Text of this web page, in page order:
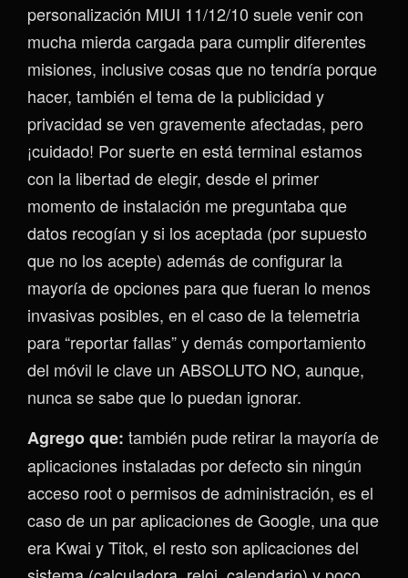
personalización MIUI 11/12/10 suele venir con
mucha mierda cargada para cumplir diferentes
misiones, inclusive cosas que no tendría porque
hacer, también el tema de la publicidad y
privacidad se ven gravemente afectadas, pero
¡cuidado! Por suerte en está terminal estamos
con la libertad de elegir, desde el primer
momento de instalación me preguntaba que
datos recogían y si los aceptada (por supuesto
que no los acepte) además de configurar la
mayoría de opciones para que fueran lo menos
invasivas posibles, en el caso de la telemetria
para “reportar fallas” y demás comportamiento
del móvil le clave un ABSOLUTO NO, aunque,
nunca se sabe que lo puedan ignorar.
Agrego que: también pude retirar la mayoría de
aplicaciones instaladas por defecto sin ningún
acceso root o permisos de administración, es el
caso de un par aplicaciones de Google, una que
era Kwai y Titok, el resto son aplicaciones del